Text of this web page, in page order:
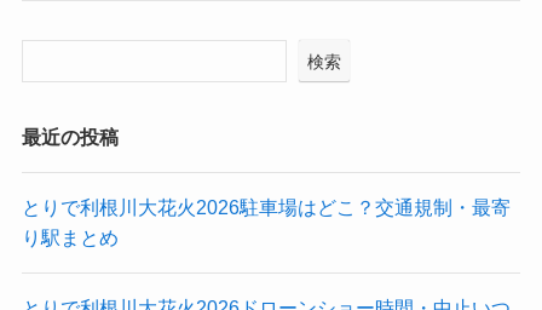
検索
最近の投稿
とりで利根川大花火2026駐車場はどこ？交通規制・最寄
り駅まとめ